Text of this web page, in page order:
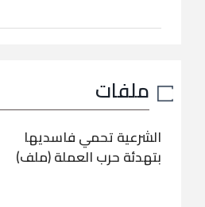
ملفات
الشرعية تحمي فاسديها
بتهدئة حرب العملة (ملف)